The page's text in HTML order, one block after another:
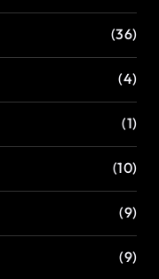
(36)
(4)
(1)
(10)
(9)
(9)